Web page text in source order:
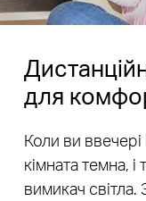
для
Коли ви
кімната темна,
вимикач